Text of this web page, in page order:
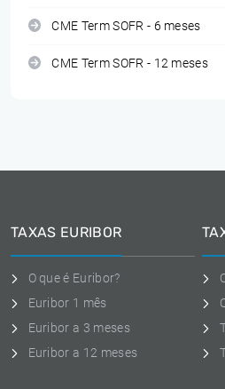
CME Term SOFR - 6 meses
CME Term SOFR - 12 meses
TAXAS EURIBOR
O que é Euribor?
Euribor 1 mês
Euribor a 3 meses
Euribor a 12 meses